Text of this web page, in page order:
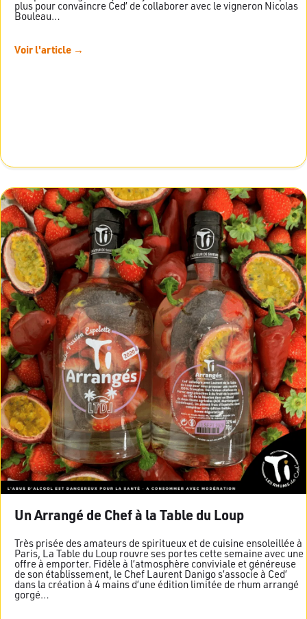
plus pour convaincre Ced’ de collaborer avec le vigneron Nicolas
Bouleau…
Voir l'article →
Un Arrangé de Chef à la Table du Loup
Très prisée des amateurs de spiritueux et de cuisine ensoleillée à
Paris, La Table du Loup rouvre ses portes cette semaine avec une
offre à emporter. Fidèle à l’atmosphère conviviale et généreuse
de son établissement, le Chef Laurent Danigo s’associe à Ced’
dans la création à 4 mains d’une édition limitée de rhum arrangé
gorgé…